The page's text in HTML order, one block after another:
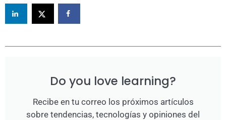
Do you love learning?
Recibe en tu correo los próximos artículos
sobre tendencias, tecnologías y opiniones del